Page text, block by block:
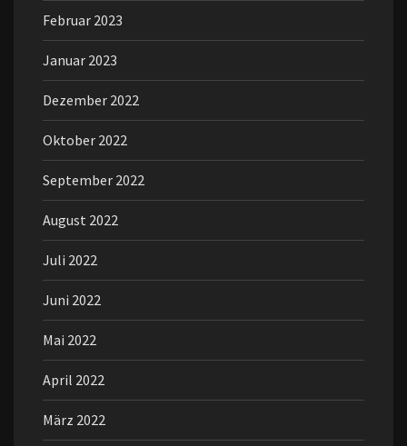
Februar 2023
Januar 2023
Dezember 2022
Oktober 2022
September 2022
August 2022
Juli 2022
Juni 2022
Mai 2022
April 2022
März 2022